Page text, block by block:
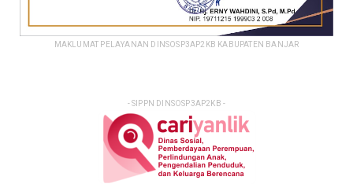
MAKLUMAT PELAYANAN DINSOSP3AP2KB KABUPATEN BANJAR
- SIPPN DINSOSP3AP2KB -